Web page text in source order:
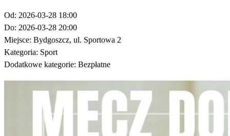
Od: 2026-03-28 18:00
Do: 2026-03-28 20:00
Miejsce: Bydgoszcz, ul. Sportowa 2
Kategoria: Sport
Dodatkowe kategorie: Bezpłatne